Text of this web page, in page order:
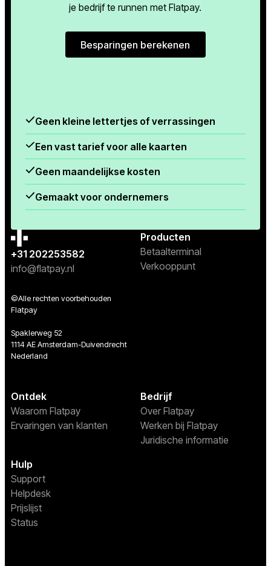
je bedrijf te runnen met Flatpay.
Besparingen berekenen
Besparingen berekenen
Geen kleine lettertjes of verrassingen
Een vast tarief voor alle kaarten
Geen maandelijkse kosten
Gemaakt voor ondernemers
+31 202253582
info@flatpay.nl
©Alle rechten voorbehouden
Flatpay
Spaklerweg 52
1114 AE Amsterdam-Duivendrecht
Nederland
Producten
Betaalterminal
Verkooppunt
Ontdek
Waarom Flatpay
Ervaringen van klanten
Bedrijf
Over Flatpay
Werken bij Flatpay
Juridische informatie
Hulp
Support
Helpdesk
Prijslijst
Status